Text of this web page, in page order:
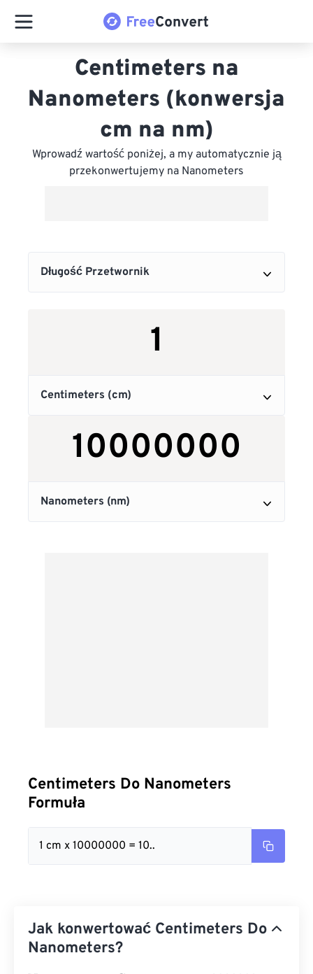
Centimeters na
Nanometers (konwersja
cm na nm)
Wprowadź wartość poniżej, a my automatycznie ją
przekonwertujemy na Nanometers
Centimeters Do Nanometers
Formuła
1 cm x 10000000 = 10..
Jak konwertować Centimeters Do
Nanometers?